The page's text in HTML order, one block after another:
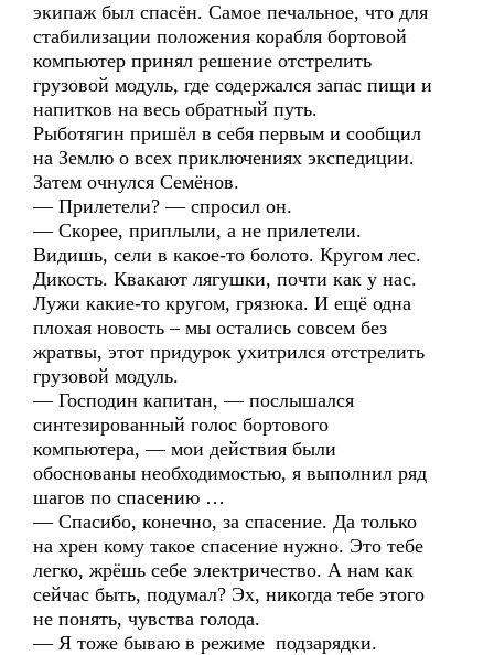
экипаж был спасён. Самое печальное, что для
стабилизации положения корабля бортовой
компьютер принял решение отстрелить
грузовой модуль, где содержался запас пищи и
напитков на весь обратный путь.
Рыботягин пришёл в себя первым и сообщил
на Землю о всех приключениях экспедиции.
Затем очнулся Семёнов.
— Прилетели? — спросил он.
— Скорее, приплыли, а не прилетели.
Видишь, сели в какое-то болото. Кругом лес.
Дикость. Квакают лягушки, почти как у нас.
Лужи какие-то кругом, грязюка. И ещё одна
плохая новость – мы остались совсем без
жратвы, этот придурок ухитрился отстрелить
грузовой модуль.
— Господин капитан, — послышался
синтезированный голос бортового
компьютера, — мои действия были
обоснованы необходимостью, я выполнил ряд
шагов по спасению …
— Спасибо, конечно, за спасение. Да только
на хрен кому такое спасение нужно. Это тебе
легко, жрёшь себе электричество. А нам как
сейчас быть, подумал? Эх, никогда тебе этого
не понять, чувства голода.
— Я тоже бываю в режиме подзарядки.